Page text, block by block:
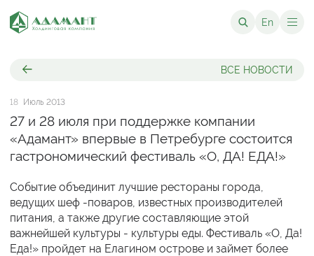
En
ВСЕ НОВОСТИ
27 и 28 июля при поддержке компании
«Адамант» впервые в Петребурге состоится
гастрономический фестиваль «О, ДА! ЕДА!»
18 Июль 2013
Событие объединит лучшие рестораны города,
ведущих шеф -поваров, известных производителей
питания, а также другие составляющие этой
важнейшей культуры - культуры еды. Фестиваль «О, Да!
Еда!» пройдет на Елагином острове и займет более